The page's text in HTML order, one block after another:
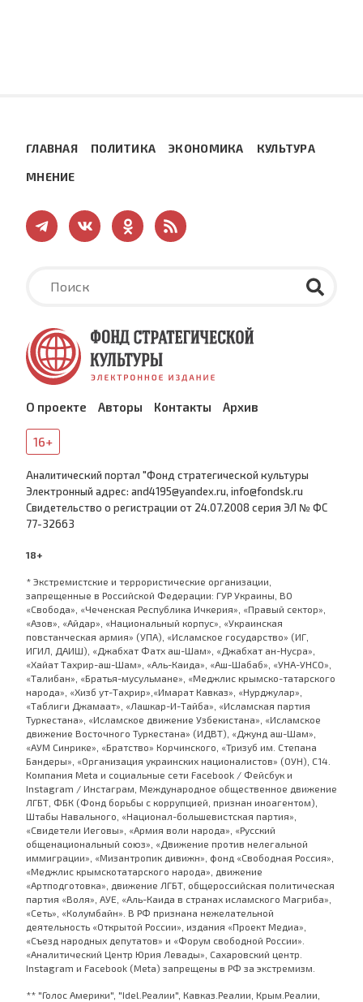
ГЛАВНАЯ ПОЛИТИКА ЭКОНОМИКА КУЛЬТУРА
МНЕНИЕ
О проекте Авторы Контакты Архив
16+
Аналитический портал "Фонд стратегической культуры
Электронный адрес: and4195@yandex.ru, info@fondsk.ru
Cвидетельство о регистрации от 24.07.2008 серия ЭЛ № ФС
77-32663
18+
* Экстремистские и террористические организации,
запрещенные в Российской Федерации: ГУР Украины, ВО
«Свобода», «Чеченская Республика Ичкерия», «Правый сектор»,
«Азов», «Айдар», «Национальный корпус», «Украинская
повстанческая армия» (УПА), «Исламское государство» (ИГ,
ИГИЛ, ДАИШ), «Джабхат Фатх аш-Шам», «Джабхат ан-Нусра»,
«Хайат Тахрир-аш-Шам», «Аль-Каида», «Аш-Шабаб», «УНА-УНСО»,
«Талибан», «Братья-мусульмане», «Меджлис крымско-татарского
народа», «Хизб ут-Тахрир»,«Имарат Кавказ», «Нурджулар»,
«Таблиги Джамаат», «Лашкар-И-Тайба», «Исламская партия
Туркестана», «Исламское движение Узбекистана», «Исламское
движение Восточного Туркестана» (ИДВТ), «Джунд аш-Шам»,
«АУМ Синрике», «Братство» Корчинского, «Тризуб им. Степана
Бандеры», «Организация украинских националистов» (ОУН), С14.
Компания Meta и социальные сети Facebook / Фейсбук и
Instagram / Инстаграм, Международное общественное движение
ЛГБТ, ФБК (Фонд борьбы с коррупцией, признан иноагентом),
Штабы Навального, «Национал-большевистская партия»,
«Свидетели Иеговы», «Армия воли народа», «Русский
общенациональный союз», «Движение против нелегальной
иммиграции», «Мизантропик дивижн», фонд «Свободная Россия»,
«Меджлис крымскотатарского народа», движение
«Артподготовка», движение ЛГБТ, общероссийская политическая
партия «Воля», АУЕ, «Аль-Каида в странах исламского Магриба»,
«Сеть», «Колумбайн». В РФ признана нежелательной
деятельность «Открытой России», издания «Проект Медиа»,
«Съезд народных депутатов» и «Форум свободной России».
«Аналитический Центр Юрия Левады», Сахаровский центр.
Instagram и Facebook (Metа) запрещены в РФ за экстремизм.
** "Голос Америки", "Idel.Реалии", Кавказ.Реалии, Крым.Реалии,